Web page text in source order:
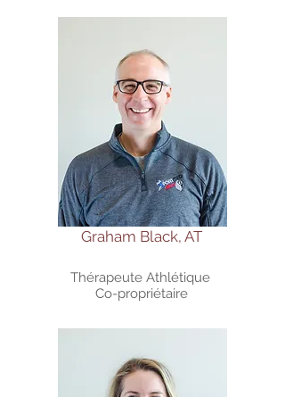
Graham Black, AT
Thérapeute Athlétique
Co-propriétaire